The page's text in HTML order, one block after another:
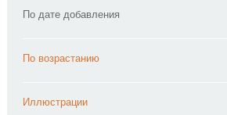
По дате добавления
По возрастанию
Иллюстрации